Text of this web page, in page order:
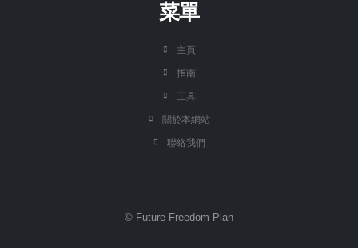
菜單
主頁
指南
工具
關於本網站
聯絡我們
© Future Freedom Plan